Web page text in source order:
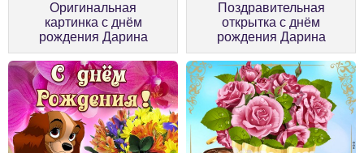
Оригинальная
картинка с днём
рождения Дарина
Поздравительная
открытка с днём
рождения Дарина